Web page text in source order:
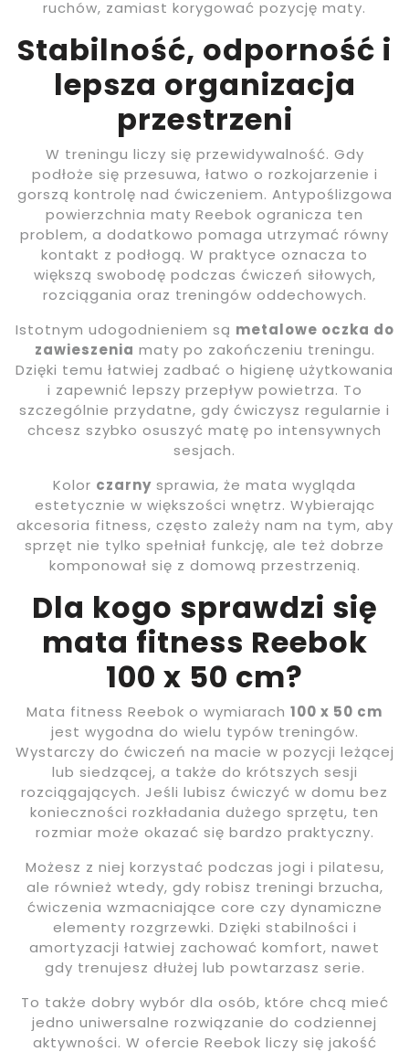
ruchów, zamiast korygować pozycję maty.
Stabilność, odporność i
lepsza organizacja
przestrzeni
W treningu liczy się przewidywalność. Gdy
podłoże się przesuwa, łatwo o rozkojarzenie i
gorszą kontrolę nad ćwiczeniem. Antypoślizgowa
powierzchnia maty Reebok ogranicza ten
problem, a dodatkowo pomaga utrzymać równy
kontakt z podłogą. W praktyce oznacza to
większą swobodę podczas ćwiczeń siłowych,
rozciągania oraz treningów oddechowych.
Istotnym udogodnieniem są metalowe oczka do
zawieszenia maty po zakończeniu treningu.
Dzięki temu łatwiej zadbać o higienę użytkowania
i zapewnić lepszy przepływ powietrza. To
szczególnie przydatne, gdy ćwiczysz regularnie i
chcesz szybko osuszyć matę po intensywnych
sesjach.
Kolor czarny sprawia, że mata wygląda
estetycznie w większości wnętrz. Wybierając
akcesoria fitness, często zależy nam na tym, aby
sprzęt nie tylko spełniał funkcję, ale też dobrze
komponował się z domową przestrzenią.
Dla kogo sprawdzi się
mata fitness Reebok
100 x 50 cm?
Mata fitness Reebok o wymiarach 100 x 50 cm
jest wygodna do wielu typów treningów.
Wystarczy do ćwiczeń na macie w pozycji leżącej
lub siedzącej, a także do krótszych sesji
rozciągających. Jeśli lubisz ćwiczyć w domu bez
konieczności rozkładania dużego sprzętu, ten
rozmiar może okazać się bardzo praktyczny.
Możesz z niej korzystać podczas jogi i pilatesu,
ale również wtedy, gdy robisz treningi brzucha,
ćwiczenia wzmacniające core czy dynamiczne
elementy rozgrzewki. Dzięki stabilności i
amortyzacji łatwiej zachować komfort, nawet
gdy trenujesz dłużej lub powtarzasz serie.
To także dobry wybór dla osób, które chcą mieć
jedno uniwersalne rozwiązanie do codziennej
aktywności. W ofercie Reebok liczy się jakość